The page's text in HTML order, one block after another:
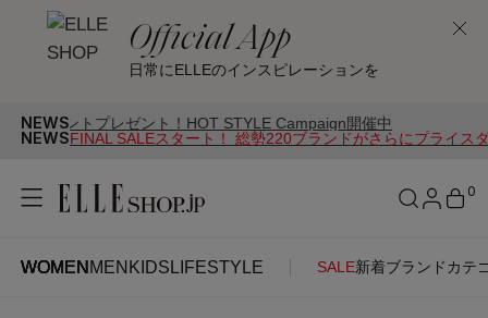
Official App
日常にELLEのインスピレーションを
NEWS
レゼント！HOT STYLE Campaign開催中
NEWSFINAL SALEスタート！ 総勢220ブランドがさらにプライス
WOMEN MEN KIDS LIFESTYLE SALE新着ブランド カテ
0
WOMENMENKIDSLIFESTYLE